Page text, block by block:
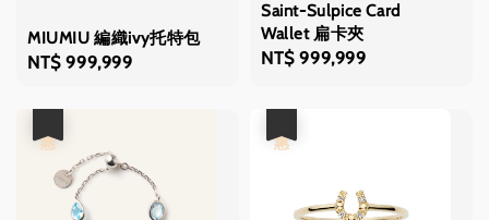
MIUMIU 編織ivy托特包
Regular
NT$ 999,999
Saint-Sulpice Card
Wallet 扁卡夾
Regular
NT$ 999,999